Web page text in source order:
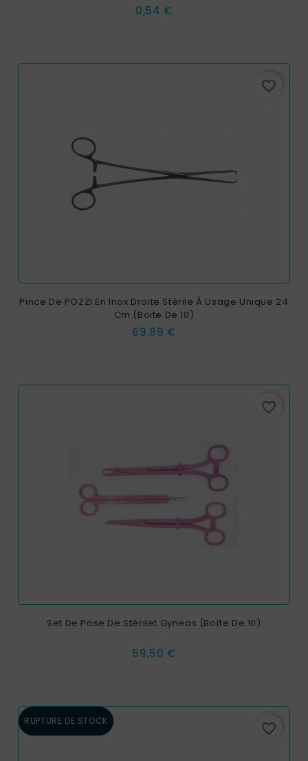
Prix
0,54 €
favorite_border
Pince De POZZI En Inox Droite Stérile À Usage Unique 24
Cm (boite De 10)
Prix
69,89 €
favorite_border
Set De Pose De Stérilet Gyneas (boîte De 10)
Prix
59,50 €
RUPTURE DE STOCK favorite_border